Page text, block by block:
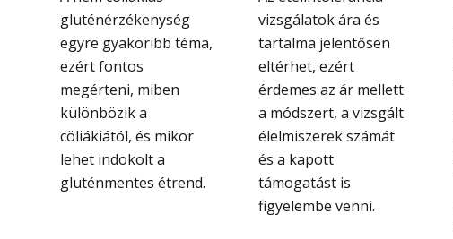
gluténérzékenység
egyre gyakoribb téma,
ezért fontos
megérteni, miben
különbözik a
cöliákiától, és mikor
lehet indokolt a
gluténmentes étrend.
vizsgálatok ára és
tartalma jelentősen
eltérhet, ezért
érdemes az ár mellett
a módszert, a vizsgált
élelmiszerek számát
és a kapott
támogatást is
figyelembe venni.